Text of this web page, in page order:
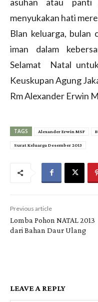
menyukakan hati
Blan keluarga, bulan
iman dalam
Selamat Natal
Keuskupan Agung
Rm Alexander Erwin
TAGS Alexander Erwin MSF
Surat Keluarga Desember 2013
Previous article
Lomba Pohon NATAL 2013
dari Bahan Daur Ulang
LEAVE A REPLY